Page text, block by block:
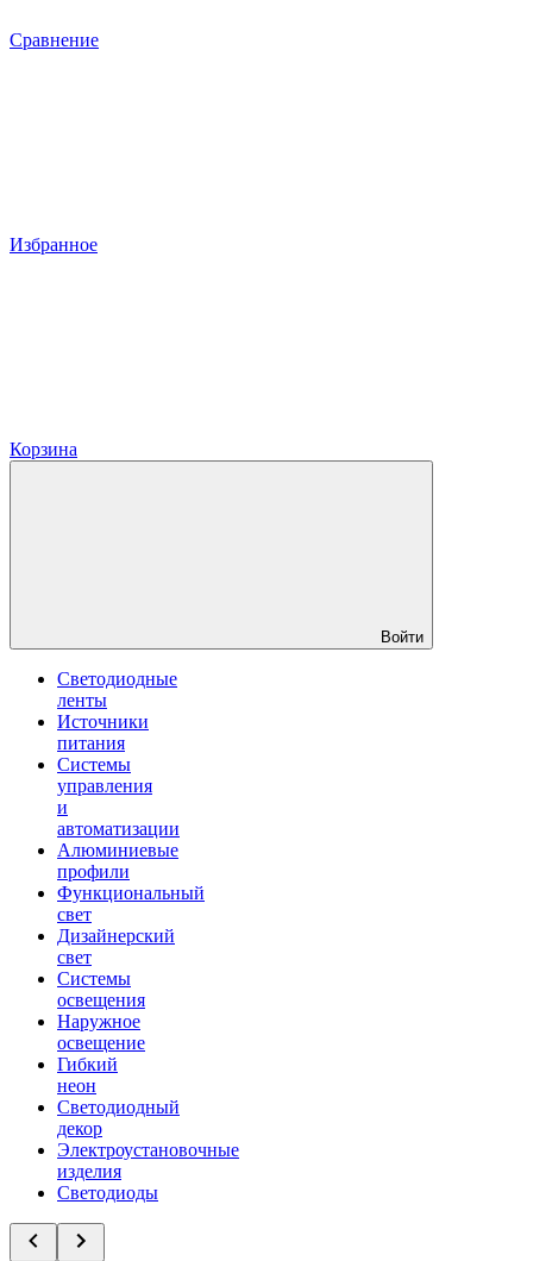
Сравнение
Избранное
Корзина
Войти
Светодиодные
ленты
Источники
питания
Системы
управления
и
автоматизации
Алюминиевые
профили
Функциональный
свет
Дизайнерский
свет
Системы
освещения
Наружное
освещение
Гибкий
неон
Светодиодный
декор
Электроустановочные
изделия
Светодиоды